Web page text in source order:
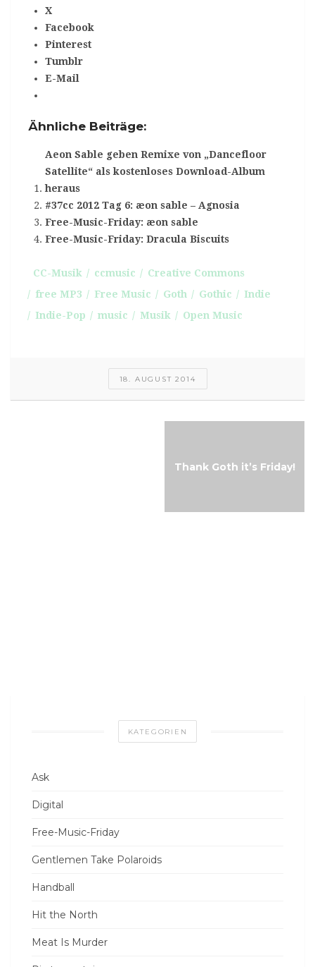
X
Facebook
Pinterest
Tumblr
E-Mail
Ähnliche Beiträge:
Aeon Sable geben Remixe von „Dancefloor
Satellite“ als kostenloses Download-Album
heraus
#37cc 2012 Tag 6: æon sable – Agnosia
Free-Music-Friday: æon sable
Free-Music-Friday: Dracula Biscuits
CC-Musik ccmusic
Creative Commons
free MP3
Free Music Goth Gothic
Indie
Indie-Pop
music Musik Open Music
18. AUGUST 2014
Thank Goth it’s Friday!
KATEGORIEN
Ask
Digital
Free-Music-Friday
Gentlemen Take Polaroids
Handball
Hit the North
Meat Is Murder